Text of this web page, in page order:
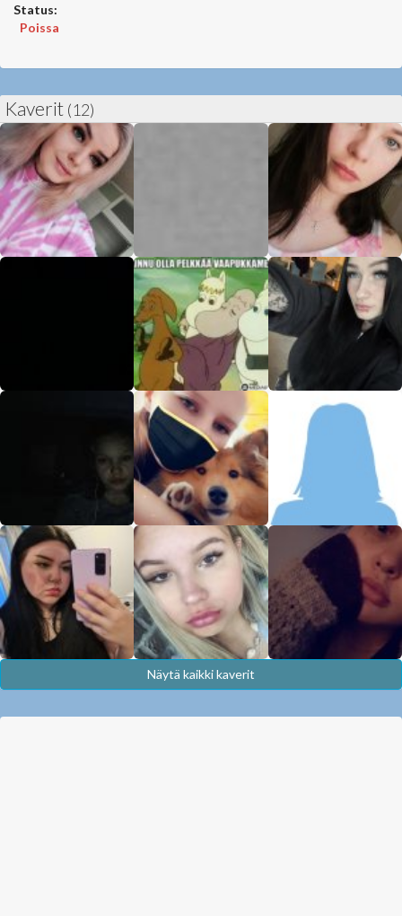
Status:
Poissa
Kaverit (12)
Näytä kaikki kaverit